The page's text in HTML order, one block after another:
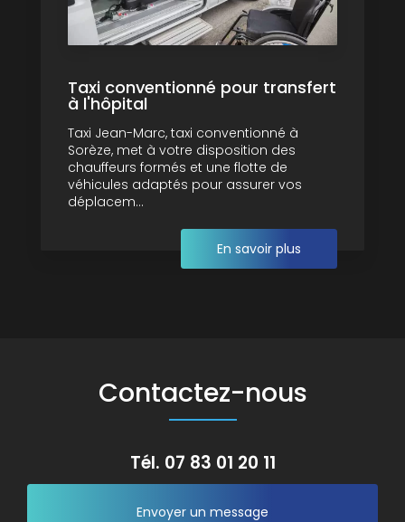
Taxi conventionné pour transfert
à l'hôpital
Taxi Jean-Marc, taxi conventionné à
Sorèze, met à votre disposition des
chauffeurs formés et une flotte de
véhicules adaptés pour assurer vos
déplacem...
En savoir plus
Contactez-nous
Tél. 07 83 01 20 11
Envoyer un message